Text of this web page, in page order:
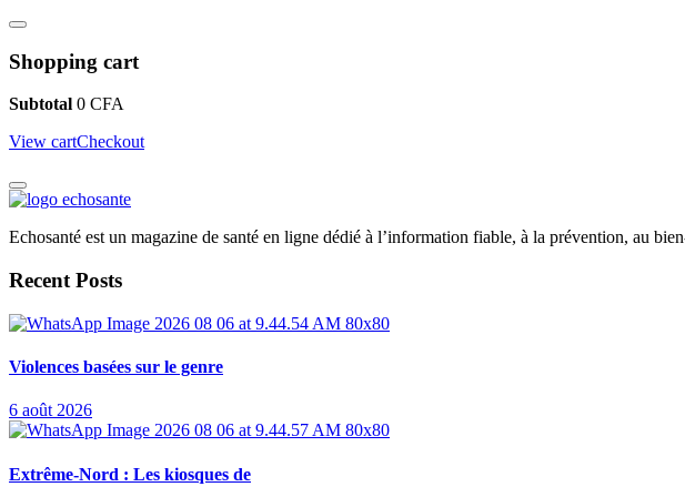
Shopping cart
Subtotal 0 CFA
View cartCheckout
Echosanté est un magazine de santé en ligne dédié à l’information fiable, à la prévention, au
Recent Posts
Violences basées sur le genre
6 août 2026
Extrême-Nord : Les kiosques de